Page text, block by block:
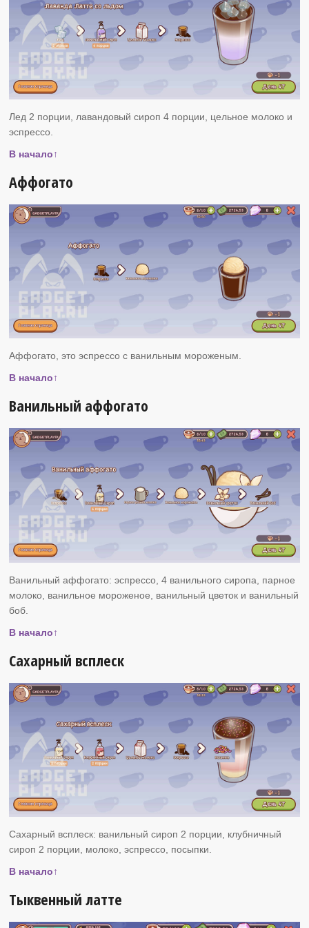
Лед 2 порции, лавандовый сироп 4 порции, цельное молоко и
эспрессо.
В начало↑
Аффогато
Аффогато, это эспрессо с ванильным мороженым.
В начало↑
Ванильный аффогато
Ванильный аффогато: эспрессо, 4 ванильного сиропа, парное
молоко, ванильное мороженое, ванильный цветок и ванильный
боб.
В начало↑
Сахарный всплеск
Сахарный всплеск: ванильный сироп 2 порции, клубничный
сироп 2 порции, молоко, эспрессо, посыпки.
В начало↑
Тыквенный латте